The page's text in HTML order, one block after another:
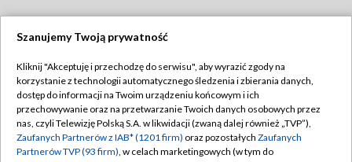
TVP
Abonament TVP
Emisja w TVP
Regulamin TVP
Polityka prywatności
Szanujemy Twoją prywatność
Kliknij "Akceptuję i przechodzę do serwisu", aby wyrazić zgody na
korzystanie z technologii automatycznego śledzenia i zbierania danych,
dostęp do informacji na Twoim urządzeniu końcowym i ich
przechowywanie oraz na przetwarzanie Twoich danych osobowych przez
nas, czyli Telewizję Polską S.A. w likwidacji (zwaną dalej również „TVP”),
Zaufanych Partnerów z IAB* (1201 firm) oraz pozostałych Zaufanych
Partnerów TVP (93 firm), w celach marketingowych (w tym do